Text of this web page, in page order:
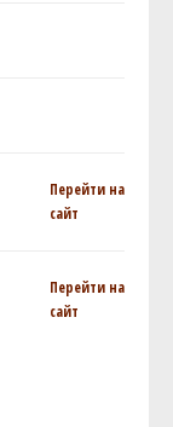
Перейти на
сайт
Перейти на
сайт